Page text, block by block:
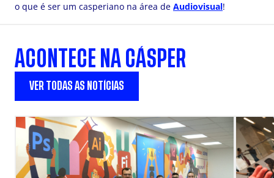
o que é ser um casperiano na área de Audiovisual!
ACONTECE NA CÁSPER
VER TODAS AS NOTÍCIAS